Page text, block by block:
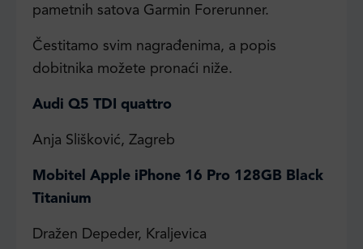
pametnih satova Garmin Forerunner.
Čestitamo svim nagrađenima, a popis
dobitnika možete pronaći niže.
Audi Q5 TDI quattro
Anja Slišković, Zagreb
Mobitel Apple iPhone 16 Pro 128GB Black
Titanium
Dražen Depeder, Kraljevica